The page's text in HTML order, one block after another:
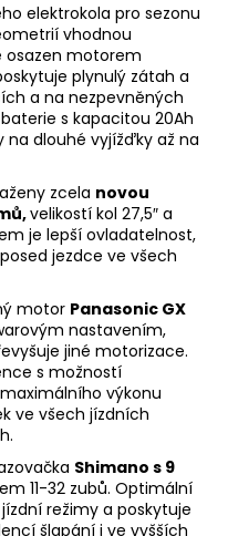
elektrokola pro sezonu
vhodnou
osazen motorem
plynulý zátah a
a na nezpevněných
s kapacitou 20Ah
dlouhé vyjížďky až na
zcela novou
velikostí kol 27,5″ a
je lepší ovladatelnost,
jezdce ve všech
motor Panasonic GX
nastavením,
jiné motorizace.
s možností
výkonu
ve všech jízdních
Shimano s 9
11-32 zubů. Optimální
režimy a poskytuje
šlapání i ve vyšších